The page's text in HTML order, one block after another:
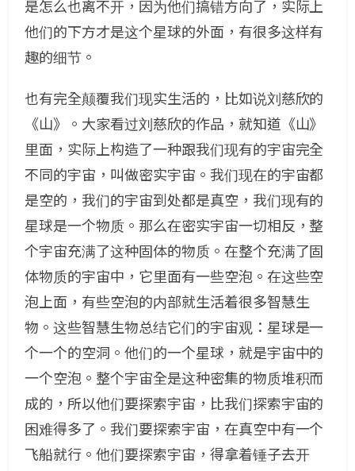
是怎么也离不开，因为他们搞错方向了，实际上
他们的下方才是这个星球的外面，有很多这样有
趣的细节。
也有完全颠覆我们现实生活的，比如说刘慈欣的
《山》。大家看过刘慈欣的作品，就知道《山》
里面，实际上构造了一种跟我们现有的宇宙完全
不同的宇宙，叫做密实宇宙。我们现在的宇宙都
是空的，我们的宇宙到处都是真空，我们现有的
星球是一个物质。那么在密实宇宙一切相反，整
个宇宙充满了这种固体的物质。在整个充满了固
体物质的宇宙中，它里面有一些空泡。在这些空
泡上面，有些空泡的内部就生活着很多智慧生
物。这些智慧生物总结它们的宇宙观：星球是一
个一个的空洞。他们的一个星球，就是宇宙中的
一个空泡。整个宇宙全是这种密集的物质堆积而
成的，所以他们要探索宇宙，比我们探索宇宙的
困难得多了。我们要探索宇宙，在真空中有一个
飞船就行。他们要探索宇宙，得拿着锤子去开